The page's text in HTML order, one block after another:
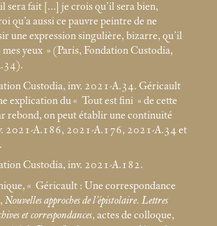
sera fait […] je crois qu’il sera bien,
qu’a aussi ce pauvre peintre de ne
une expression singulière, bizarre, qu’il
yeux » (Paris, Fondation Custodia,
Custodia, inv. 2021-A.34. Géricault
explication du « Tout est fini » de cette
rebond, on peut établir une continuité
2021-A.186, 2021-A.176, 2021-A.34 et
Custodia, inv. 2021-A.182.
« Géricault : Une correspondance
Nouvelles approches de l’épistolaire. Lettres
et correspondances, actes de colloque,